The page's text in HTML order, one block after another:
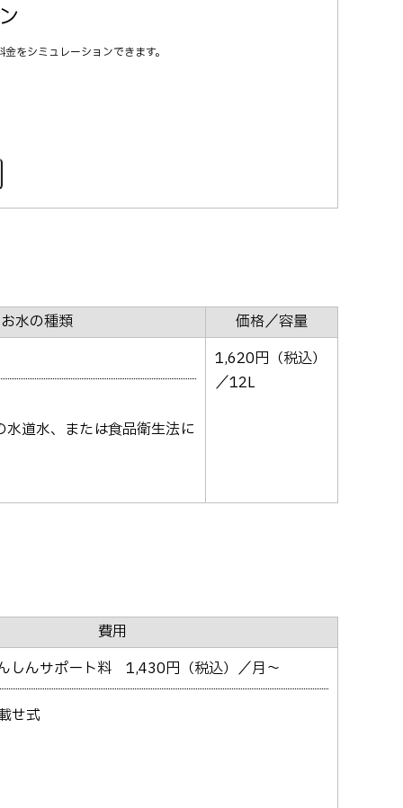
をシミュレーションできます。
お水の種類 価格／容量
水道水、または食品衛生法に
1,620円（税込）
／12L
費用
しんサポート料 1,430円（税込）／月～
せ式